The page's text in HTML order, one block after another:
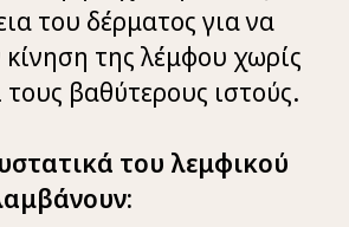
του δέρματος για να
κίνηση της λέμφου χωρίς
τους βαθύτερους ιστούς.
του λεμφικού